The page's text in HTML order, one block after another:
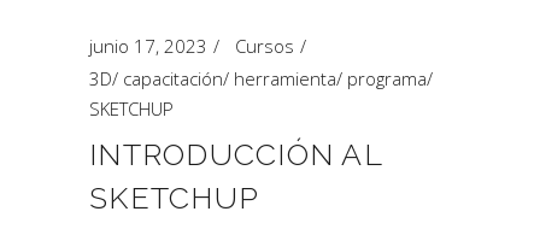
junio 17, 2023
Cursos
3D/ capacitación/ herramienta/ programa/
SKETCHUP
INTRODUCCIÓN AL
SKETCHUP